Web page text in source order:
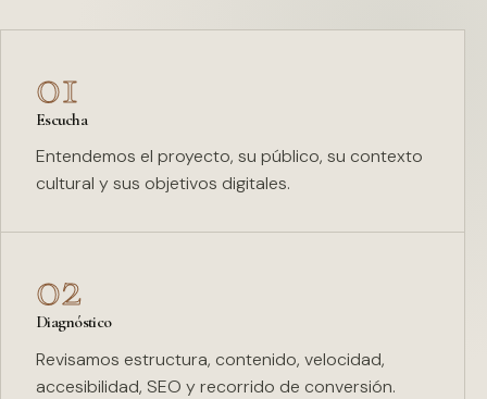
01
Escucha
Entendemos el proyecto, su público, su contexto
cultural y sus objetivos digitales.
02
Diagnóstico
Revisamos estructura, contenido, velocidad,
accesibilidad, SEO y recorrido de conversión.